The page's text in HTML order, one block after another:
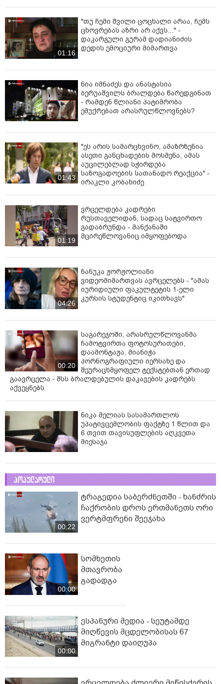
01:16
"თუ ჩემი შვილი ცოცხალი არაა, ჩემს
ცხოვრებას აზრი არ აქვს..." -
დაკარგული გურამ დადიანიძის
დედის ემოციური მიმართვა
ნია იმნაძეს და ანასტასია
ბერუაშვილს ბრალდება წარედგინათ
- რამდენ წლიანი პატიმრობა
ემუქრებათ არასრულწლოვნებს?
01:43
"ეს არის სამარცხვინო, ამაზრზენია
ასეთი განცხადების მოსმენა, ამას
აუცილებლად სჭირდება
საზოგადოების სათანადო რეაქცია" -
ირაკლი კობახიძე
01:19
ვრცელდება კადრები
რუსთაველიდან, სადაც სატვირთო
გადაბრუნდა - მანქანაში
მცირეწლოვანიც იმყოფებოდა
04:26
ნანუკა ჟორჟოლიანი
ვიდეომიმართვას ავრცელებს - "ამას
იურიდიული ფაკულტეტის 1-ელი
კურსის სტუდენტიც იკითხავს"
00:20
საგარეჯოში, არასრულწლოვანმა
ჩამოტვირთა ფოტოსურათები,
დაამონტაჟა, მიანიჭა
პორნოგრაფიული იერსახე და
შეურაცხმყოფელ ტექსტებთან ერთად
გაავრცელა - შსს ბრალდებულის დაკავების კადრებს
აქვეყნებს
ნიკა მელიას სასამართლოს
უპატივცემლობის ფაქტზე 1 წლით და
6 თვით თავისუფლების აღკვეთა
მიესაჯა
პოპულარული
00:22
ტრაგედია საბერძნეთში - ხანძრის
ჩაქრობის დროს ერთმანეთს ორი
ვერტმფრენი შეეჯახა
00:00
სომხეთის
მთავრობა
გადადგა
00:00
ესპანური მედია - სეუტამდე
მიღწევის მცდელობისას 67
მიგრანტი დაიღუპა